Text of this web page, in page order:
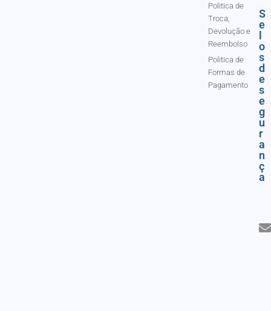
Politica de
Troca,
Devolução e
Reembolso
Politica de
Formas de
Pagamento
S
e
o
s
d
e
s
e
g
u
r
a
n
ç
a